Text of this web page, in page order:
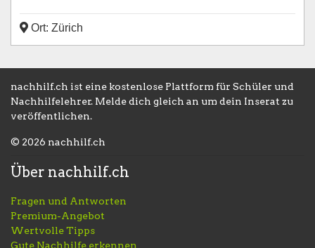
Ort: Zürich
nachhilf.ch ist eine kostenlose Plattform für Schüler und
Nachhilfelehrer. Melde dich gleich an um dein Inserat zu
veröffentlichen.
© 2026 nachhilf.ch
Über nachhilf.ch
Fragen und Antworten
Premium-Angebot
Wertvolle Tipps
Gute Nachhilfe erkennen